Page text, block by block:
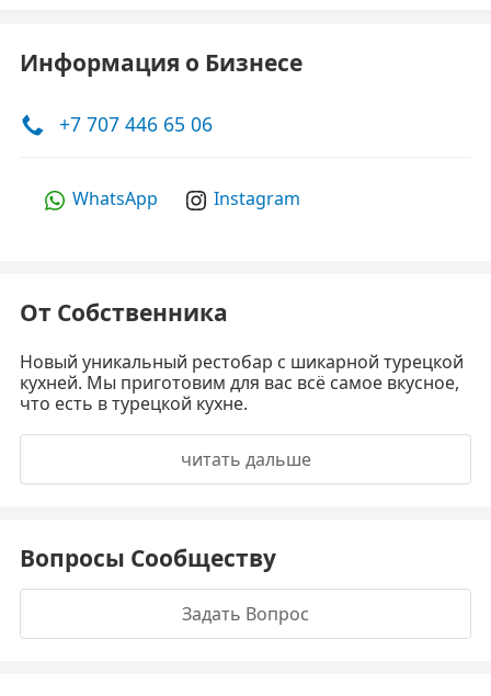
Информация о Бизнесе
+7 707 446 65 06
WhatsApp Instagram
От Собственника
Новый уникальный рестобар с шикарной турецкой
кухней. Мы приготовим для вас всё самое вкусное,
что есть в турецкой кухне.
читать дальше
Вопросы Сообществу
Задать Вопрос